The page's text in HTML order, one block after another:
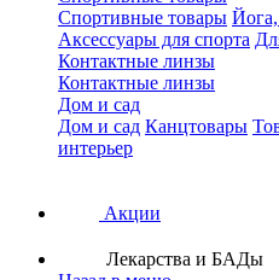
Спортивные товары
Аксессуары для спорта
Контактные линзы
Контактные линзы
Дом и сад
Дом и сад Канцтовары
интерьер
Акции
Лекарства и БАДы